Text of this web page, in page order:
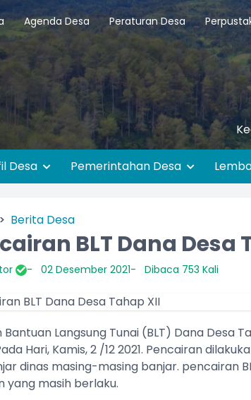
Agenda Desa Peraturan Desa
Desa Pemerintahan Desa
Berita Desa
BLT Dana Desa
02 Desember 2021 Dibaca 753 Kali
Bantuan Langsung Tunai (BLT) Dana Desa
Hari, Kamis, 2 /12 2021. Pencairan
dinas masing-masing banjar. pencairan
yang masih berlaku.